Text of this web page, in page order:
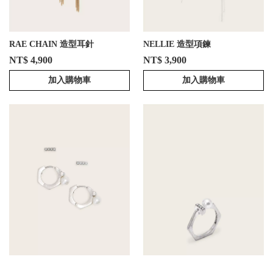
RAE CHAIN 造型耳針
NT$ 4,900
加入購物車
NELLIE 造型項鍊
NT$ 3,900
加入購物車